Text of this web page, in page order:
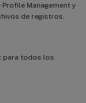
Management y
de registros.
para todos los